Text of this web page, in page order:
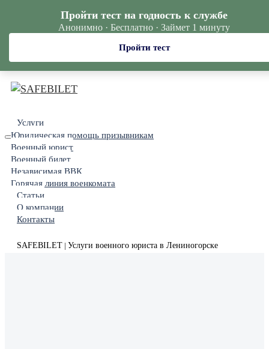
Услуги
Юридическая помощь призывникам
Военный юрист
Военный билет
Независимая ВВК
Горячая линия военкомата
Статьи
О компании
Контакты
SAFEBILET Услуги военного юриста в Лениногорске
Пройти тест на годность к службе
Анонимно · Бесплатно · Займет 1 минуту
Пройти тест